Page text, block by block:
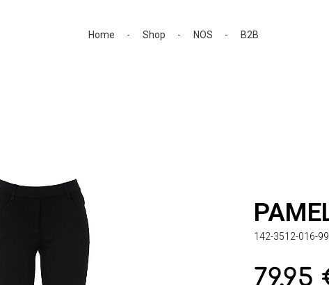
Home
Shop NOS B2B
142-3512-016-
Regulärer Preis:
79,95